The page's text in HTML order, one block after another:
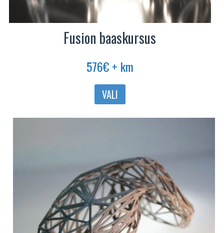
Fusion baaskursus
576€+ km
VALI
Sellel
saab
teha
tootelehel.